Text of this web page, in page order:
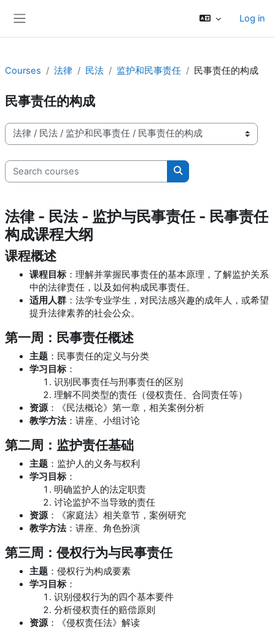
Log in
Courses 法律 民法 监护和民事责任 民事责任的构成
民事责任的构成
Course categories
Search courses
Search courses
法律 - 民法 - 监护与民事责任 - 民事责任
构成课程大纲
课程概述
课程目标 ：理解并掌握民事责任的基本原理，了解监护关系
中的法律责任，以及如何构成民事责任。
适用人群 ：法学专业学生，对民法感兴趣的成年人，或希望
提升法律素养的社会公众。
第一周：民事责任概述
主题 ：民事责任的定义与分类
学习目标 ：
识别民事责任与刑事责任的区别
理解不同类型的责任（侵权责任、合同责任等）
资源：《民法概论》第一章，相关案例分析
教学方法 ：讲座、小组讨论
第二周：监护责任基础
主题 ：监护人的义务与权利
学习目标 ：
明确监护人的法定职责
讨论监护不当导致的责任
资源：《家庭法》相关章节，案例研究
教学方法 ：讲座、角色扮演
第三周：侵权行为与民事责任
主题 ：侵权行为构成要素
学习目标 ：
识别侵权行为的四个基本要件
分析侵权责任的赔偿原则
资源：《侵权责任法》解读